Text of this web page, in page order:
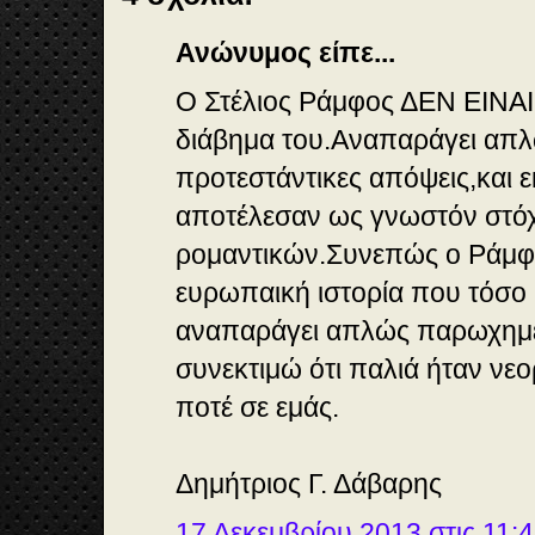
Ανώνυμος είπε...
Ο Στέλιος Ράμφος ΔΕΝ
διάβημα του.Αναπαράγει
προτεστάντικες απόψεις,και
αποτέλεσαν ως γνωστόν
ρομαντικών.Συνεπώς ο
ευρωπαική ιστορία που τόσο
αναπαράγει απλώς
συνεκτιμώ ότι παλιά ήταν
ποτέ σε εμάς.
Δημήτριος Γ. Δάβαρης